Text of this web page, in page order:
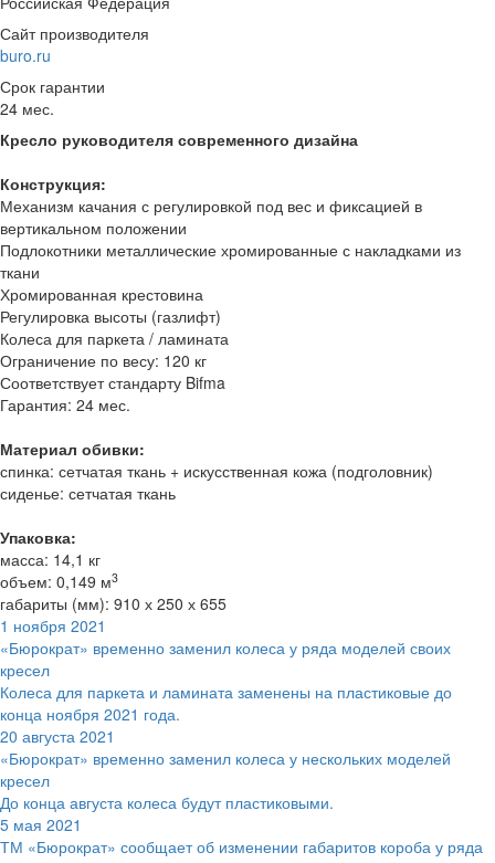
Сайт производителя
buro.ru
Срок гарантии
24 мес.
Кресло руководителя современного дизайна
Конструкция:
Механизм качания с регулировкой под вес и фиксацией в
вертикальном положении
Подлокотники металлические хромированные с накладками из
ткани
Хромированная крестовина
Регулировка высоты (газлифт)
Колеса для паркета / ламината
Ограничение по весу: 120 кг
Соответствует стандарту Bifma
Гарантия: 24 мес.
Материал обивки:
спинка: сетчатая ткань + искусственная кожа (подголовник)
сиденье: сетчатая ткань
Упаковка:
масса: 14,1 кг
объем: 0,149 м3
габариты (мм): 910 х 250 х 655
1 ноября 2021
«Бюрократ» временно заменил колеса у ряда моделей своих
кресел
Колеса для паркета и ламината заменены на пластиковые до
конца ноября 2021 года.
20 августа 2021
«Бюрократ» временно заменил колеса у нескольких моделей
кресел
До конца августа колеса будут пластиковыми.
5 мая 2021
ТМ «Бюрократ» сообщает об изменении габаритов короба у ряда